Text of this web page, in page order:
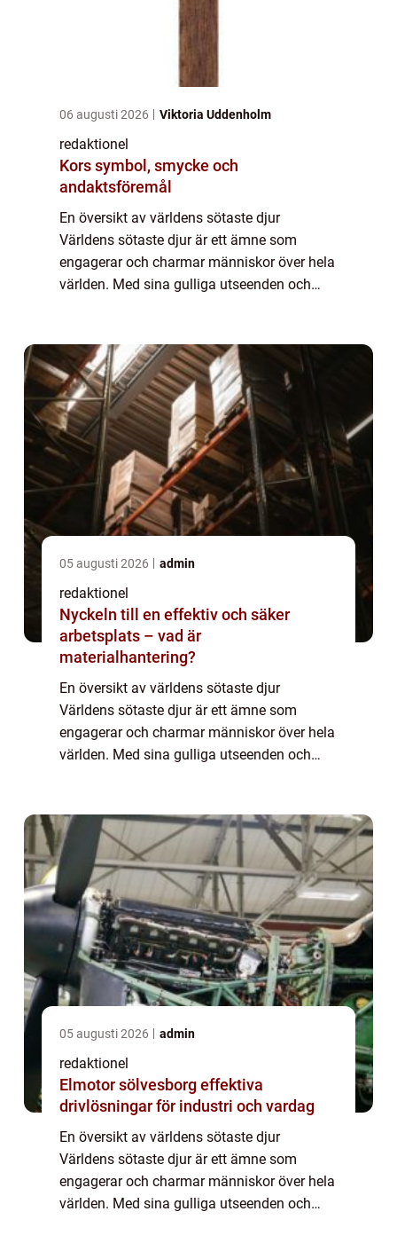
06 augusti 2026 Viktoria Uddenholm
redaktionel
Kors symbol, smycke och
andaktsföremål
En översikt av världens sötaste djur
Världens sötaste djur är ett ämne som
engagerar och charmar människor över hela
världen. Med sina gulliga utseenden och
oss med glädje. ...
05 augusti 2026 admin
redaktionel
Nyckeln till en effektiv och säker
arbetsplats – vad är
materialhantering?
En översikt av världens sötaste djur
Världens sötaste djur är ett ämne som
engagerar och charmar människor över hela
världen. Med sina gulliga utseenden och
oss med glädje. ...
05 augusti 2026 admin
redaktionel
Elmotor sölvesborg effektiva
drivlösningar för industri och vardag
En översikt av världens sötaste djur
Världens sötaste djur är ett ämne som
engagerar och charmar människor över hela
världen. Med sina gulliga utseenden och